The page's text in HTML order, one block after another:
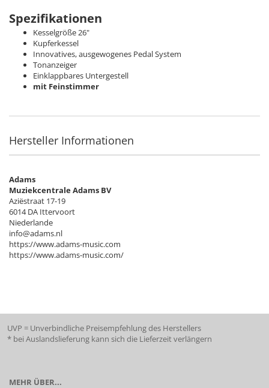
Spezifikationen
Kesselgröße 26"
Kupferkessel
Innovatives, ausgewogenes Pedal System
Tonanzeiger
Einklappbares Untergestell
mit Feinstimmer
Hersteller Informationen
Adams
Muziekcentrale Adams BV
Aziëstraat 17-19
6014 DA Ittervoort
Niederlande
info@adams.nl
https://www.adams-music.com
https://www.adams-music.com/
UVP = Unverbindliche Preisempfehlung des Herstellers
* bei Auslandslieferung kann sich die Lieferzeit verlängern
MEHR ÜBER...